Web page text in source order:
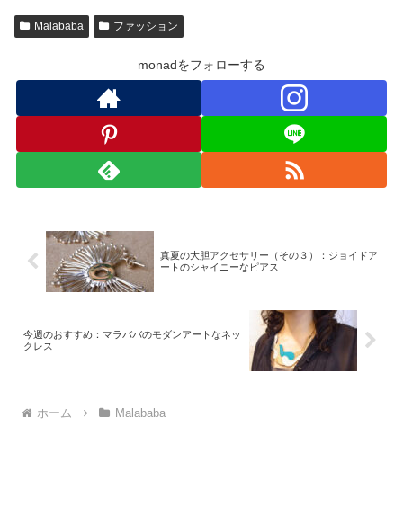
Malababa ファッション
monadをフォローする
真夏の大胆アクセサリー（その３）：ジョイドア
ートのシャイニーなピアス
今週のおすすめ：マラババのモダンアートなネッ
クレス
ホーム Malababa